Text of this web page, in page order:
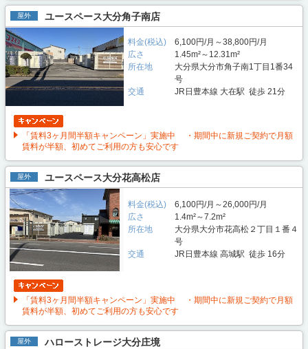
屋外 ユースペース大分角子南店
料金(税込)
6,100円/月～38,800円/月
広さ
1.45m²～12.31m²
所在地
大分県大分市角子南1丁目1番34
号
交通
JR日豊本線 大在駅 徒歩 21分
「賃料3ヶ月間半額キャンペーン」実施中 ・期間中に新規ご契約で月額
賃料が半額、初めてご利用の方も安心です
屋外 ユースペース大分花高松店
料金(税込)
6,100円/月～26,000円/月
広さ
1.4m²～7.2m²
所在地
大分県大分市花高松２丁目１番４
号
交通
JR日豊本線 高城駅 徒歩 16分
「賃料3ヶ月間半額キャンペーン」実施中 ・期間中に新規ご契約で月額
賃料が半額、初めてご利用の方も安心です
屋外 ハローストレージ大分庄境